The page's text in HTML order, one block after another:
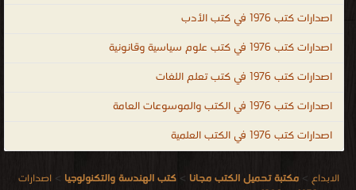
اصدارات كتب 1976 في كتب الأدب
اصدارات كتب 1976 في كتب علوم سياسية وقانونية
اصدارات كتب 1976 في كتب تعلم اللغات
اصدارات كتب 1976 في الكتب والموسوعات العامة
اصدارات كتب 1976 في الكتب العلمية
الابداع > مكتبة تحميل الكتب مجانا > كتب الهندسة والتكنولوجيا > اصدارات